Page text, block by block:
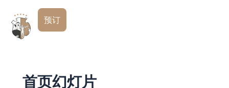
预订
首页幻灯片